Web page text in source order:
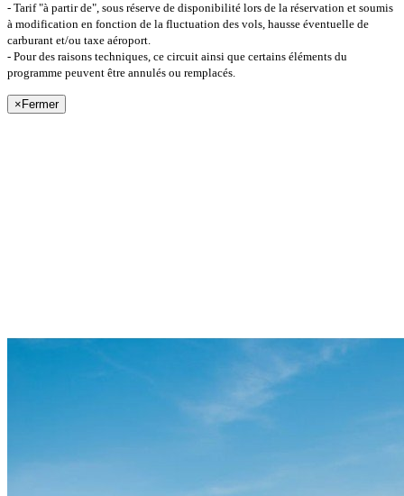
- Tarif "à partir de", sous réserve de disponibilité lors de la réservation et soumis
à modification en fonction de la fluctuation des vols, hausse éventuelle de
carburant et/ou taxe aéroport.
- Pour des raisons techniques, ce circuit ainsi que certains éléments du
programme peuvent être annulés ou remplacés.
× Fermer